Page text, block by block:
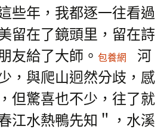
些年，我都逐一往看過
留在了鏡頭里，留在詩
友給了大師。 包養網
河
，與爬山迥然分歧，感
但驚喜也不少，往了就
江水熱鴨先知＂，水溪